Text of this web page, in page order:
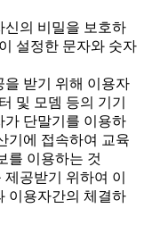
의 비밀을 보호하
설정한 문자와 숫자
받기 위해 이용자
및 모뎀 등의 기기
단말기를 이용하
기에 접속하여 교육
를 이용하는 것
공받기 위하여 이
이용자간의 체결하